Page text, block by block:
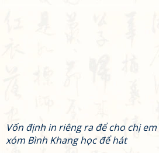
Vốn định in riêng ra để cho chị em
xóm Bình Khang học để hát